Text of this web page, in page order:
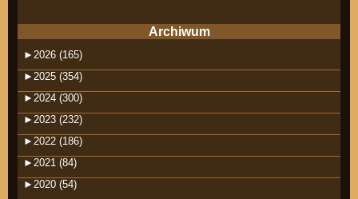
Archiwum
► 2026 (165)
► 2025 (354)
► 2024 (300)
► 2023 (232)
► 2022 (186)
► 2021 (84)
► 2020 (54)